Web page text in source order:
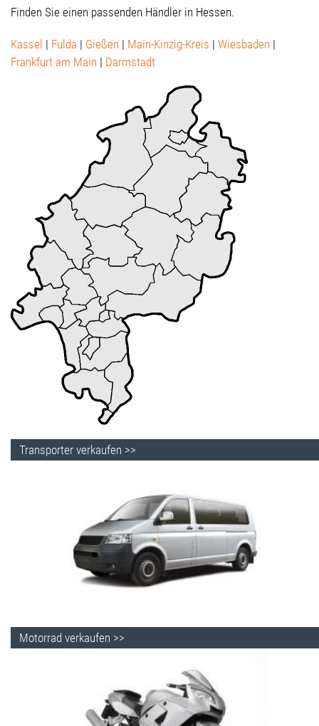
Finden Sie einen passenden Händler in Hessen.
Kassel | Fulda | Gießen | Main-Kinzig-Kreis | Wiesbaden |
Frankfurt am Main | Darmstadt
Transporter verkaufen >>
Motorrad verkaufen >>